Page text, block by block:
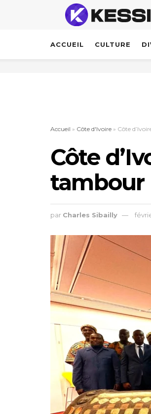
ACCUEIL CULTURE
Accueil » Côte d'Ivoire » Côte
Côte
tambour
par Charles Sibailly